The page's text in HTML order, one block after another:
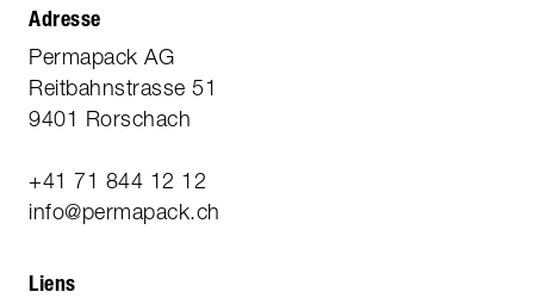
Adresse
Permapack AG
Reitbahnstrasse 51
9401 Rorschach
+41 71 844 12 12
info@permapack.ch
Liens